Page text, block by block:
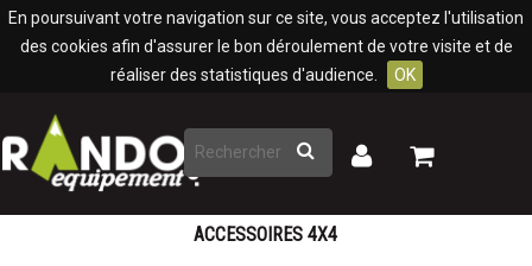
En poursuivant votre navigation sur ce site, vous acceptez l'utilisation
des cookies afin d'assurer le bon déroulement de votre visite et de
réaliser des statistiques d'audience.
OK
Rechercher
Mon
Mon
ACCESSOIRES 4X4
Panneau de gestion des cookies